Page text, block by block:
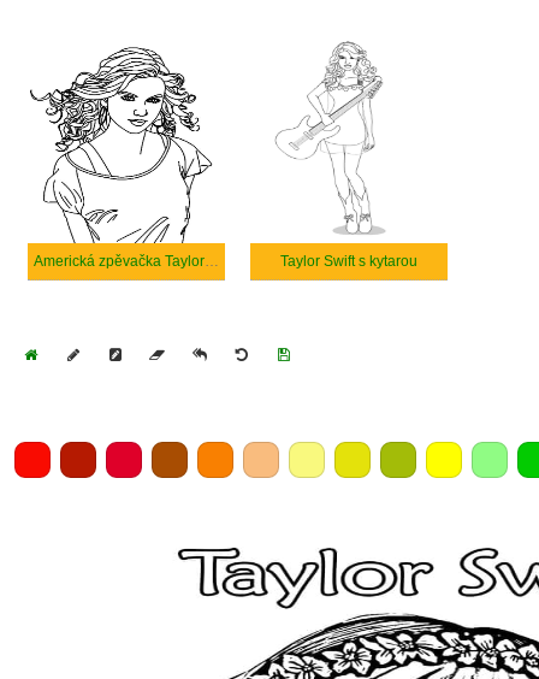
Americká zpěvačka Taylor Swift Taylor Swift s kytarou